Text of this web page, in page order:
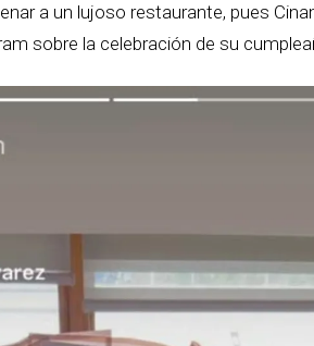
a un lujoso restaurante, pues
sobre la celebración de su